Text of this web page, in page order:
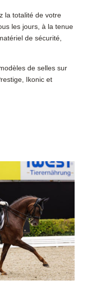
la totalité de votre
les jours, à la tenue
de sécurité,
de selles sur
Ikonic et